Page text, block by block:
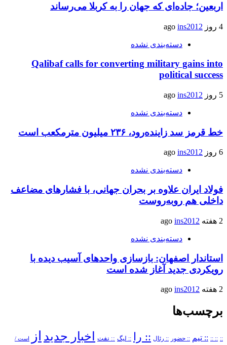
اربعین؛ جاده‌ای که جهان را به کربلا می‌رساند
4 روز ago ins2012
دسته‌بندی نشده
Qalibaf calls for converting military gains into
political success
5 روز ago ins2012
دسته‌بندی نشده
خط قرمز سد زاینده‌رود، ۲۳۶ میلیون مترمکعب است
6 روز ago ins2012
دسته‌بندی نشده
فولاد ایران علاوه بر بحران جهانی، با فشارهای مضاعف
داخلی هم روبه‌روست
2 هفته ago ins2012
دسته‌بندی نشده
استاندار اصفهان: بازسازی واحدهای آسیب دیده با
رویکردی جدید آغاز شده است
2 هفته ago ins2012
برچسب‌ها
::
:: :: :: تیم :: حضور :: رئال :: را :: لیگ :: نفت اخبار جدید از است /